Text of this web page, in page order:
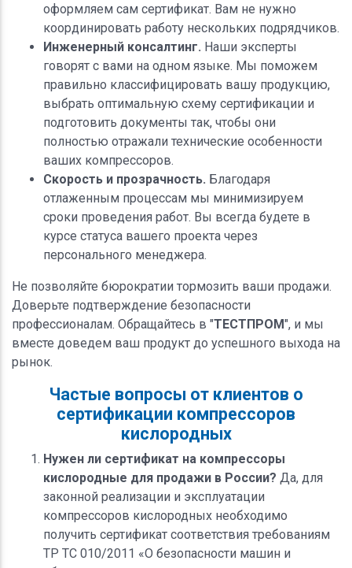
оформляем сам сертификат. Вам не нужно
координировать работу нескольких подрядчиков.
Инженерный консалтинг. Наши эксперты
говорят с вами на одном языке. Мы поможем
правильно классифицировать вашу продукцию,
выбрать оптимальную схему сертификации и
подготовить документы так, чтобы они
полностью отражали технические особенности
ваших компрессоров.
Скорость и прозрачность. Благодаря
отлаженным процессам мы минимизируем
сроки проведения работ. Вы всегда будете в
курсе статуса вашего проекта через
персонального менеджера.
Не позволяйте бюрократии тормозить ваши продажи.
Доверьте подтверждение безопасности
профессионалам. Обращайтесь в "ТЕСТПРОМ", и мы
вместе доведем ваш продукт до успешного выхода на
рынок.
Частые вопросы от клиентов о
сертификации компрессоров
кислородных
Нужен ли сертификат на компрессоры
кислородные для продажи в России? Да, для
законной реализации и эксплуатации
компрессоров кислородных необходимо
получить сертификат соответствия требованиям
ТР ТС 010/2011 «О безопасности машин и